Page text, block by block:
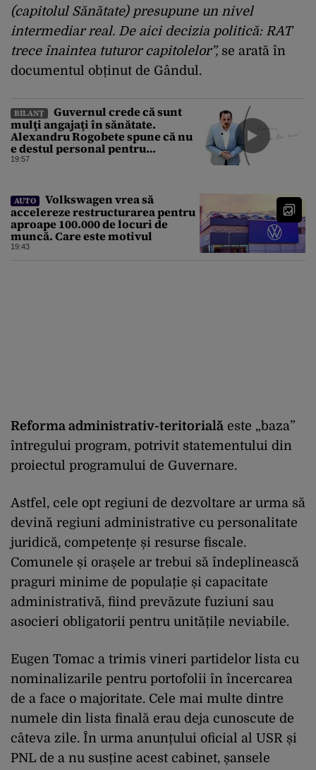
(capitolul Sănătate) presupune un nivel
intermediar real. De aici decizia politică: RAT
trece înaintea tuturor capitolelor”,se arată în
documentul obținut de Gândul.
BILANȚ
Guvernul crede că sunt
mulţi angajaţi în sănătate.
Alexandru Rogobete spune că nu
e destul personal pentru
combaterea infecţiilor
19:57
AUTO
Volkswagen vrea să
accelereze restructurarea pentru
aproape 100.000 de locuri de
muncă. Care este motivul
19:43
Reforma administrativ-teritorială este „baza”
întregului program, potrivit statementului din
proiectul programului de Guvernare.
Astfel, cele opt regiuni de dezvoltare ar urma să
devină regiuni administrative cu personalitate
juridică, competențe și resurse fiscale.
Comunele și orașele ar trebui să îndeplinească
praguri minime de populație și capacitate
administrativă, fiind prevăzute fuziuni sau
asocieri obligatorii pentru unitățile neviabile.
Eugen Tomac a trimis vineri partidelor lista cu
nominalizarile pentru portofolii în încercarea
de a face o majoritate. Cele mai multe dintre
numele din lista finală erau deja cunoscute de
câteva zile. În urma anunțului oficial al USR și
PNL de a nu susține acest cabinet, șansele